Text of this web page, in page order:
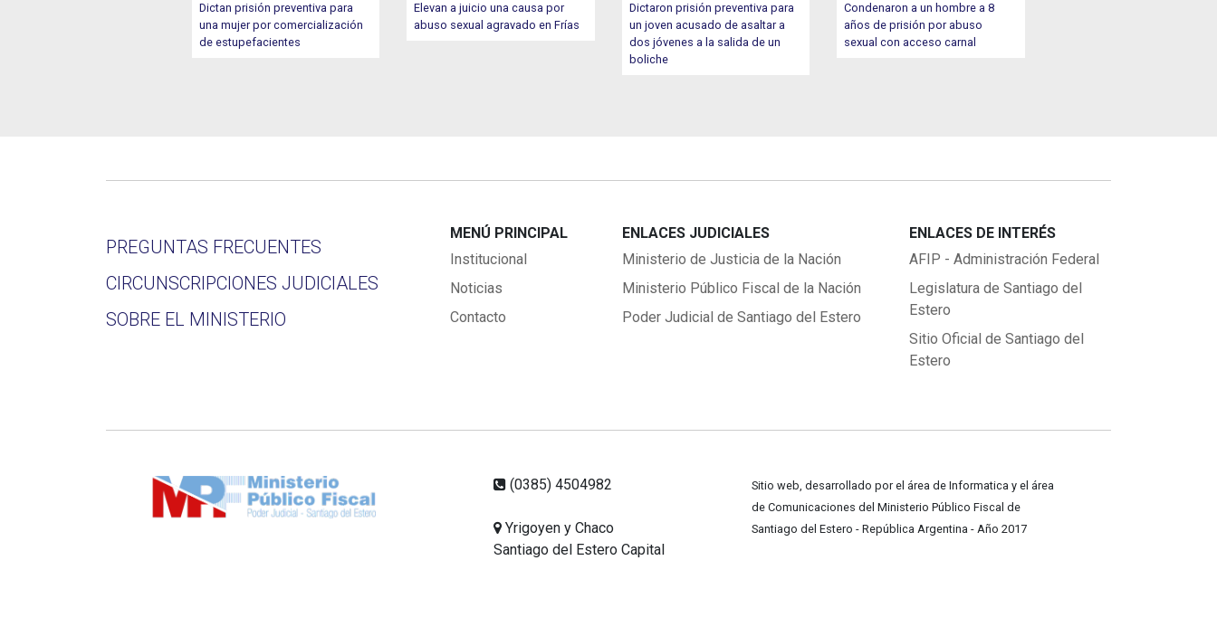
Dictan prisión preventiva para
una mujer por comercialización
de estupefacientes
Elevan a juicio una causa por
abuso sexual agravado en Frías
Dictaron prisión preventiva para
un joven acusado de asaltar a
dos jóvenes a la salida de un
boliche
Condenaron a un hombre a 8
años de prisión por abuso
sexual con acceso carnal
PREGUNTAS FRECUENTES
CIRCUNSCRIPCIONES JUDICIALES
SOBRE EL MINISTERIO
MENÚ PRINCIPAL
Institucional
Noticias
Contacto
ENLACES JUDICIALES
Ministerio de Justicia de la Nación
Ministerio Público Fiscal de la Nación
Poder Judicial de Santiago del Estero
ENLACES DE INTERÉS
AFIP - Administración Federal
Legislatura de Santiago del
Estero
Sitio Oficial de Santiago del
Estero
(0385) 4504982
Yrigoyen y Chaco
Santiago del Estero Capital
Sitio web, desarrollado por el área de Informatica y el área
de Comunicaciones del Ministerio Público Fiscal de
Santiago del Estero - República Argentina - Año 2017